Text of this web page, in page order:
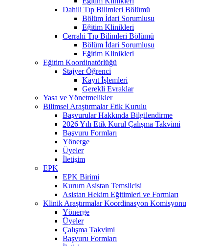
Dahili Tıp Bilimleri Bölümü
Bölüm İdari Sorumlusu
Eğitim Klinikleri
Cerrahi Tıp Bilimleri Bölümü
Bölüm İdari Sorumlusu
Eğitim Klinikleri
Eğitim Koordinatörlüğü
Stajyer Öğrenci
Kayıt İşlemleri
Gerekli Evraklar
Yasa ve Yönetmelikler
Bilimsel Araştırmalar Etik Kurulu
Başvurular Hakkında Bilgilendirme
2026 Yılı Etik Kurul Çalışma Takvimi
Başvuru Formları
Yönerge
Üyeler
İletişim
EPK
EPK Birimi
Kurum Asistan Temsilcisi
Asistan Hekim Eğitimleri ve Formları
Klinik Araştırmalar Koordinasyon Komisyonu
Yönerge
Üyeler
Çalışma Takvimi
Başvuru Formları